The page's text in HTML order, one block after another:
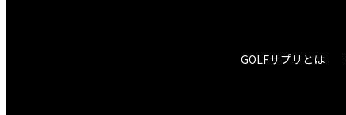
GOLFサプリとは